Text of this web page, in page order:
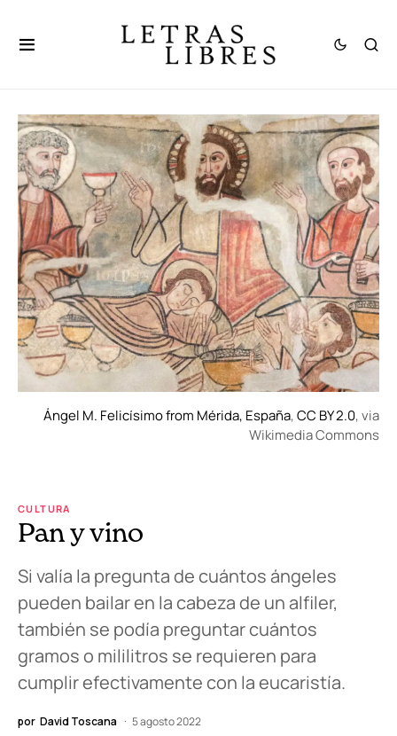
Ángel M. Felicísimo from Mérida, España,CC BY 2.0, via
Wikimedia Commons
CULTURA
Pan y vino
Si valía la pregunta de cuántos ángeles
pueden bailar en la cabeza de un alfiler,
también se podía preguntar cuántos
gramos o mililitros se requieren para
cumplir efectivamente con la eucaristía.
por David Toscana 5 agosto 2022